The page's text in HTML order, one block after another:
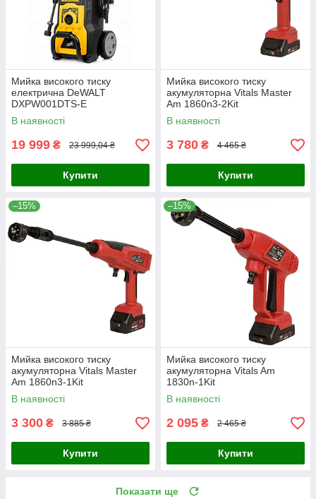
Мийка високого тиску
електрична DeWALT
DXPW001DTS-E
В наявності
19 999 ₴ 23 999,04 ₴
Купити
Мийка високого тиску
акумуляторна Vitals Master
Am 1860n3-2Kit
В наявності
3 780 ₴ 4 465 ₴
Купити
–15%
Мийка високого тиску
акумуляторна Vitals Master
Am 1860n3-1Kit
В наявності
3 300 ₴ 3 885 ₴
Купити
–15%
Мийка високого тиску
акумуляторна Vitals Am
1830n-1Kit
В наявності
2 095 ₴ 2 465 ₴
Купити
Показати ще